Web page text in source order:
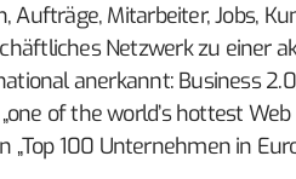
Mitarbeiter, Jobs,
Netzwerk zu einer
anerkannt: Business
of the world’s hottest
100 Unternehmen in